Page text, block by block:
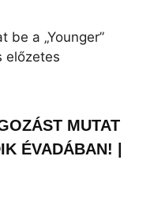
a „Younger”
előzetes
MUTAT
ÉVADÁBAN! |